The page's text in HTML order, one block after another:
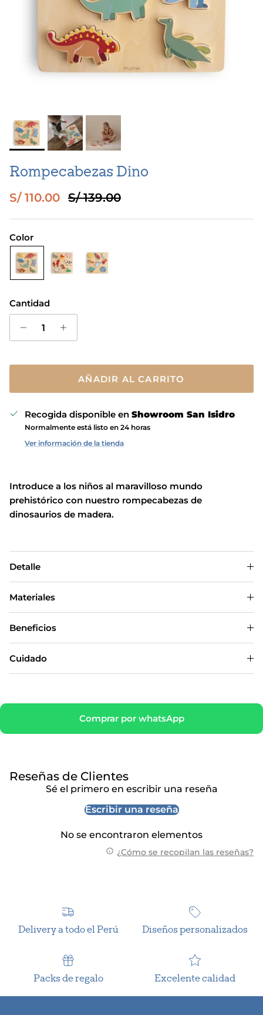
Rompecabezas Dino
Precio de venta
S/ 110.00 Precio normal
S/ 139.00
Color
Cantidad
AÑADIR AL CARRITO
Recogida disponible en Showroom San Isidro
Normalmente está listo en 24 horas
Ver información de la tienda
Introduce a los niños al maravilloso mundo
prehistórico con nuestro rompecabezas de
dinosaurios de madera.
Detalle
Materiales
Beneficios
Cuidado
Comprar por whatsApp
Reseñas de Clientes
Sé el primero en escribir una reseña
Escribir una reseña
No se encontraron elementos
¿Cómo se recopilan las reseñas?
Delivery a todo el Perú Diseños personalizados
Packs de regalo Excelente calidad